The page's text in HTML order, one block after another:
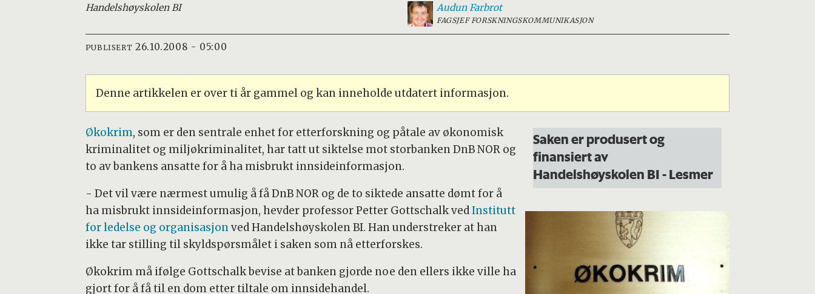
Handelshøyskolen BI Audun Farbrot
FAGSJEF FORSKNINGSKOMMUNIKASJON
PUBLISERT 26.10.2008 - 05:00
Denne artikkelen er over ti år gammel og kan inneholde utdatert informasjon.
Saken er produsert og
finansiert av
Handelshøyskolen BI -Lesmer
Økokrim, som er den sentrale enhet for etterforskning og påtale av økonomisk
kriminalitet og miljøkriminalitet, har tatt ut siktelse mot storbanken DnB NOR og
to av bankens ansatte for å ha misbrukt innsideinformasjon.
- Det vil være nærmest umulig å få DnB NOR og de to siktede ansatte dømt for å
ha misbrukt innsideinformasjon, hevder professor Petter Gottschalk vedInstitutt
for ledelse og organisasjonved Handelshøyskolen BI. Han understreker at han
ikke tar stilling til skyldspørsmålet i saken som nå etterforskes.
Økokrim må ifølge Gottschalk bevise at banken gjorde noe den ellers ikke ville ha
gjort for å få til en dom etter tiltale om innsidehandel.